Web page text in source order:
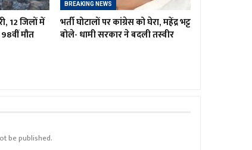
12 जिलों में
मौत
BREAKING NEWS
भर्ती घोटालों पर कांग्रेस को घेरा, महेंद्र भट्ट
बोले- धामी सरकार ने बदली तस्वीर
be published.